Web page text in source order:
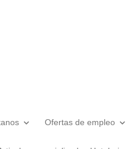
Ofertas de empleo